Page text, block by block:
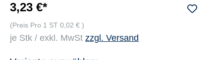
3,23 €*
(Preis Pro 1 ST 0,02 € )
je Stk / exkl. MwSt zzgl. Versand